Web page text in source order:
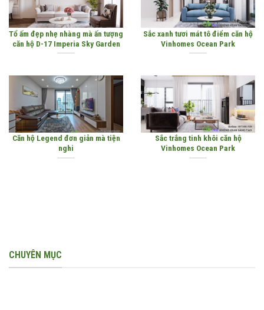
Tổ ấm đẹp nhẹ nhàng mà ấn tượng
căn hộ D-17 Imperia Sky Garden
Sắc xanh tươi mát tô điểm căn hộ
Vinhomes Ocean Park
Căn hộ Legend đơn giản mà tiện
nghi
Sắc trắng tinh khôi căn hộ
Vinhomes Ocean Park
CHUYÊN MỤC